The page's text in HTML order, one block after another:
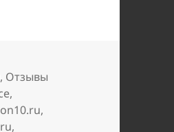
, Отзывы
,
,
,